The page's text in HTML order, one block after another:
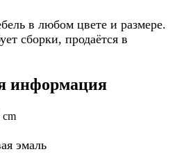
в любом цвете и размере.
сборки, продаётся в
информация
cm
эмаль